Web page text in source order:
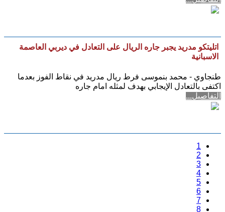
اتليتكو مدريد يجبر جاره الريال على التعادل في ديربي العاصمة
الاسبانية
طنجاوي - محمد بنموسى فرط ريال مدريد في نقاط الفوز بعدما
اكتفى بالتعادل الإيجابي بهدف لمثله امام جاره
التفاصيل...
1
2
3
4
5
6
7
8